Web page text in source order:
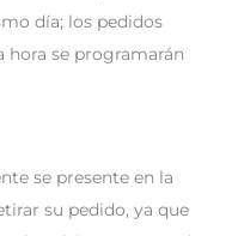
día; los pedidos
hora se programarán
se presente en la
su pedido, ya que